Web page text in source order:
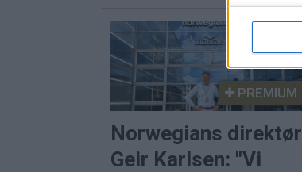
PREMIUM
Norwegians direktør
Geir Karlsen: "Vi